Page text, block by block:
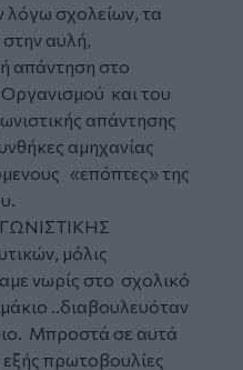
λόγω σχολείων, τα
αυλή,
απάντηση στο
και του
απάντησης
αμηχανίας
«επόπτες» της
μόλις
νωρίς στο σχολικό
..διαβουλευόταν
Μπροστά σε αυτά
πρωτοβουλίες